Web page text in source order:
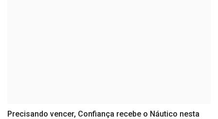
Precisando vencer, Confiança recebe o Náutico nesta